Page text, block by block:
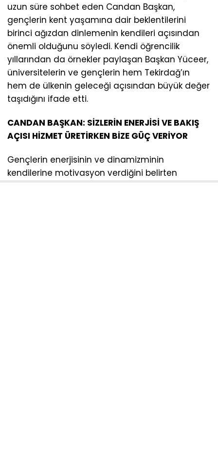
uzun süre sohbet eden Candan Başkan,
gençlerin kent yaşamına dair beklentilerini
birinci ağızdan dinlemenin kendileri açısından
önemli olduğunu söyledi. Kendi öğrencilik
yıllarından da örnekler paylaşan Başkan Yüceer,
üniversitelerin ve gençlerin hem Tekirdağ’ın
hem de ülkenin geleceği açısından büyük değer
taşıdığını ifade etti.
CANDAN BAŞKAN: SİZLERİN ENERJİSİ VE BAKIŞ
AÇISI HİZMET ÜRETİRKEN BİZE GÜÇ VERİYOR
Gençlerin enerjisinin ve dinamizminin
kendilerine motivasyon verdiğini belirten